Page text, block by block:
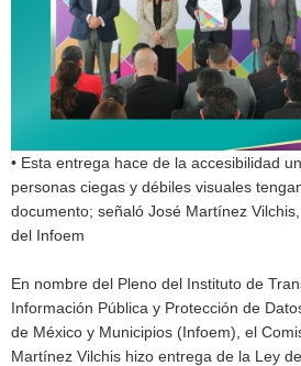
• Esta entrega hace de la accesibilidad
personas ciegas y débiles visuales
documento; señaló José Martínez
del Infoem
En nombre del Pleno del Instituto de
Información Pública y Protección de
de México y Municipios (Infoem), el
Martínez Vilchis hizo entrega de la Ley